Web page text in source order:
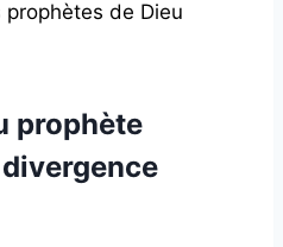
de Dieu
prophète